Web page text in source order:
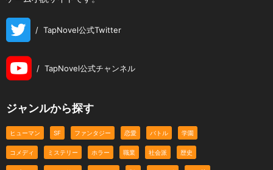
/ TapNovel公式Twitter
/ TapNovel公式チャンネル
ジャンルから探す
ヒューマン SF ファンタジー 恋愛 バトル 学園
コメディ ミステリー ホラー 職業 社会派 歴史